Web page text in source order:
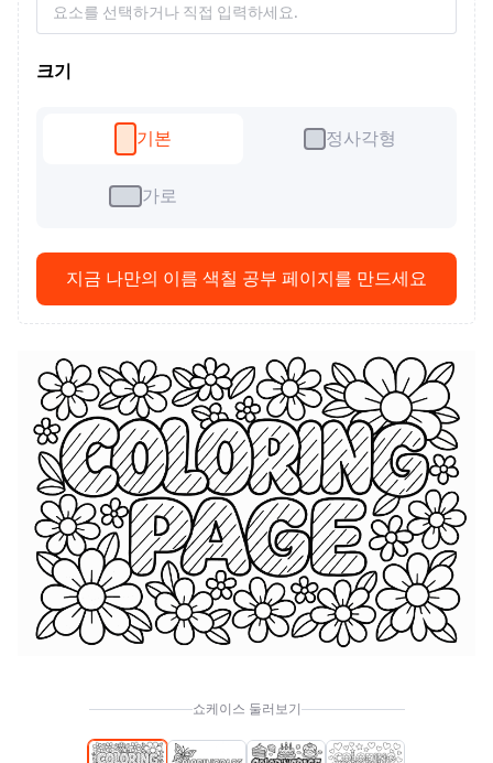
쇼케이스 둘러보기
크기
기본 정사각형
가로
지금 나만의 이름 색칠 공부 페이지를 만드세요